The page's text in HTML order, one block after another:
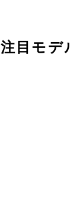
注目モデ